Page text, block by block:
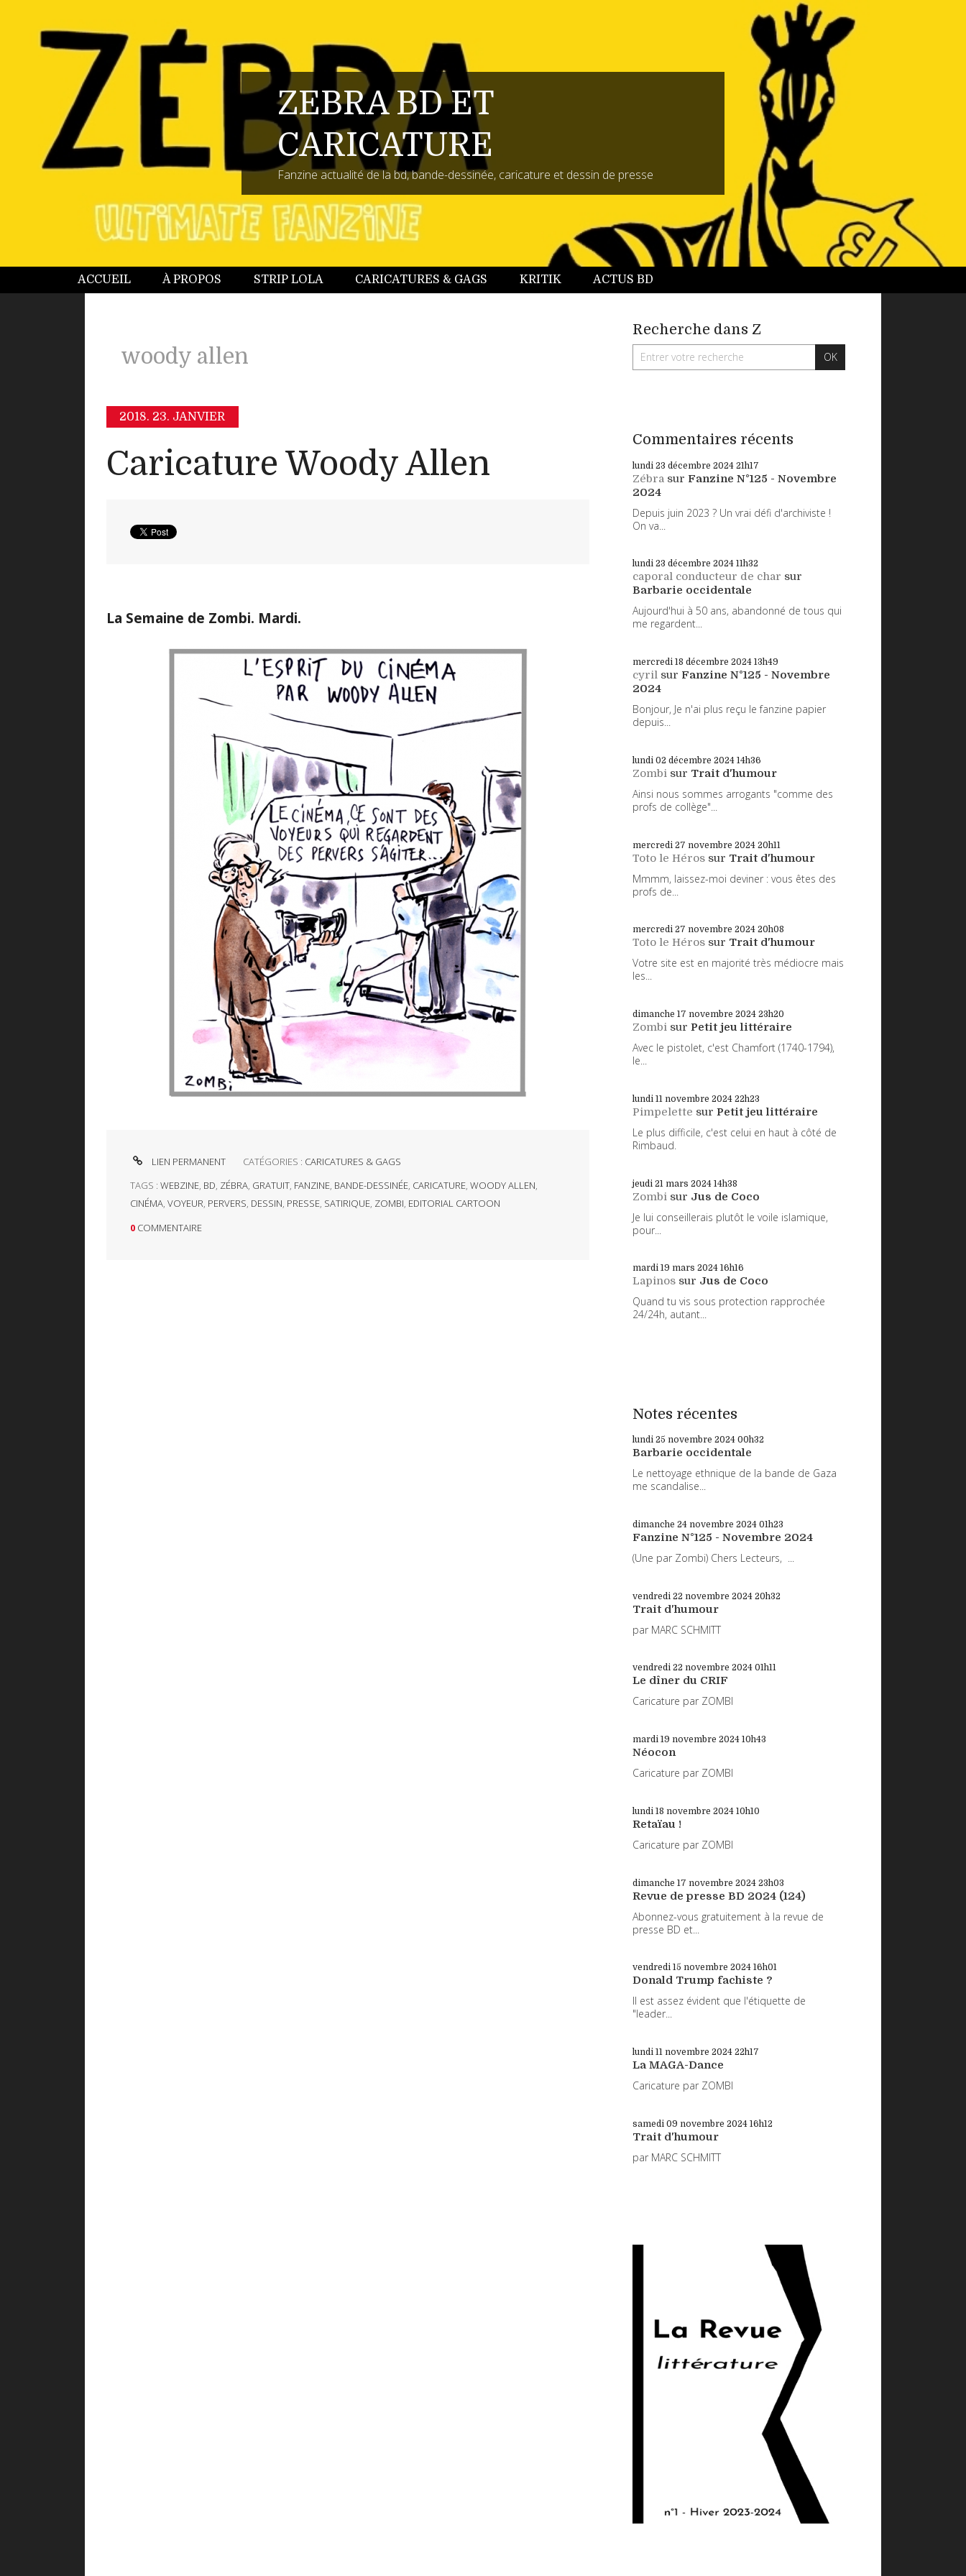
ZEBRA BD ET
CARICATURE
Fanzine actualité de la bd, bande-dessinée, caricature et dessin de presse
ACCUEIL À PROPOS STRIP LOLA CARICATURES & GAGS KRITIK ACTUS BD
woody allen
2018. 23. JANVIER
Caricature Woody Allen
La Semaine de Zombi. Mardi.
LIEN PERMANENT CATÉGORIES : CARICATURES & GAGS
TAGS : WEBZINE, BD, ZÉBRA, GRATUIT, FANZINE, BANDE-DESSINÉE, CARICATURE, WOODY ALLEN,
CINÉMA, VOYEUR, PERVERS, DESSIN, PRESSE, SATIRIQUE, ZOMBI, EDITORIAL CARTOON
0 COMMENTAIRE
Recherche dans Z
Commentaires récents
lundi 23 décembre 2024 21h17
Zébra sur Fanzine N°125 - Novembre
2024
Depuis juin 2023 ? Un vrai défi d'archiviste !
On va...
lundi 23 décembre 2024 11h32
caporal conducteur de char sur
Barbarie occidentale
Aujourd'hui à 50 ans, abandonné de tous qui
me regardent...
mercredi 18 décembre 2024 13h49
cyril sur Fanzine N°125 - Novembre
2024
Bonjour, Je n'ai plus reçu le fanzine papier
depuis...
lundi 02 décembre 2024 14h36
Zombi sur Trait d'humour
Ainsi nous sommes arrogants "comme des
profs de collège"...
mercredi 27 novembre 2024 20h11
Toto le Héros sur Trait d'humour
Mmmm, laissez-moi deviner : vous êtes des
profs de...
mercredi 27 novembre 2024 20h08
Toto le Héros sur Trait d'humour
Votre site est en majorité très médiocre mais
les...
dimanche 17 novembre 2024 23h20
Zombi sur Petit jeu littéraire
Avec le pistolet, c'est Chamfort (1740-1794),
le...
lundi 11 novembre 2024 22h23
Pimpelette sur Petit jeu littéraire
Le plus difficile, c'est celui en haut à côté de
Rimbaud.
jeudi 21 mars 2024 14h38
Zombi sur Jus de Coco
Je lui conseillerais plutôt le voile islamique,
pour...
mardi 19 mars 2024 16h16
Lapinos sur Jus de Coco
Quand tu vis sous protection rapprochée
24/24h, autant...
Notes récentes
lundi 25 novembre 2024 00h32
Barbarie occidentale
Le nettoyage ethnique de la bande de Gaza
me scandalise...
dimanche 24 novembre 2024 01h23
Fanzine N°125 - Novembre 2024
(Une par Zombi) Chers Lecteurs, ...
vendredi 22 novembre 2024 20h32
Trait d'humour
par MARC SCHMITT
vendredi 22 novembre 2024 01h11
Le dîner du CRIF
Caricature par ZOMBI
mardi 19 novembre 2024 10h43
Néocon
Caricature par ZOMBI
lundi 18 novembre 2024 10h10
Retaïau !
Caricature par ZOMBI
dimanche 17 novembre 2024 23h03
Revue de presse BD 2024 (124)
Abonnez-vous gratuitement à la revue de
presse BD et...
vendredi 15 novembre 2024 16h01
Donald Trump fachiste ?
Il est assez évident que l'étiquette de
"leader...
lundi 11 novembre 2024 22h17
La MAGA-Dance
Caricature par ZOMBI
samedi 09 novembre 2024 16h12
Trait d'humour
par MARC SCHMITT